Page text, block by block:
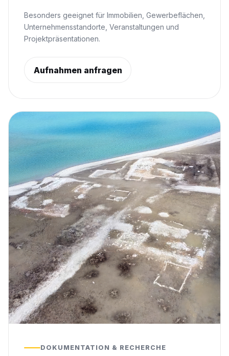
Besonders geeignet für Immobilien, Gewerbeflächen,
Unternehmensstandorte, Veranstaltungen und
Projektpräsentationen.
Aufnahmen anfragen
DOKUMENTATION & RECHERCHE